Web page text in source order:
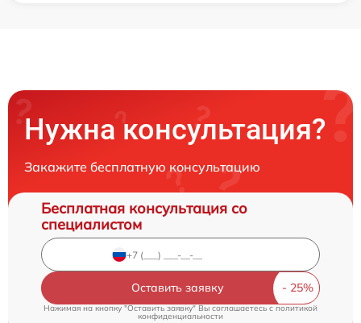
Нужна консультация?
Закажите бесплатную консультацию
Бесплатная консультация со
специалистом
Оставить заявку
Нажимая на кнопку "Оставить заявку" Вы соглашаетесь c политикой
конфиденциальности